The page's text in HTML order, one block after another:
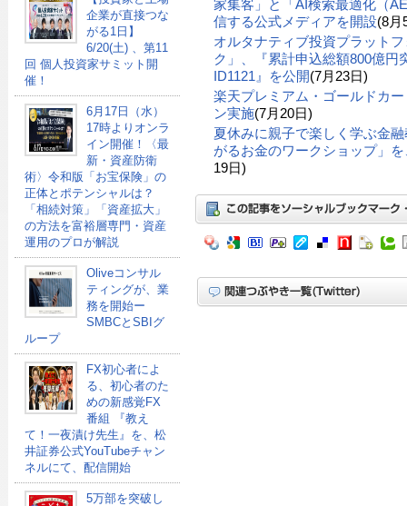
企業が直接つな
がる1日】
6/20(土) 、第11
回 個人投資家サミット開
催！
6月17日（水）
17時よりオンラ
イン開催！〈最
新・資産防衛
術〉令和版「お宝保険」の
正体とポテンシャルは？
「相続対策」「資産拡大」
の方法を富裕層専門・資産
運用のプロが解説
Oliveコンサル
ティングが、業
務を開始ー
SMBCとSBIグ
ループ
FX初心者によ
る、初心者のた
めの新感覚FX
番組 『教え
て！一夜漬け先生』を、松
井証券公式YouTubeチャン
ネルにて、配信開始
5万部を突破し
家集客」と「AI検索最適化（
信する公式メディアを開設(8月
オルタナティブ投資プラット
ク」、『累計申込総額800億円
ID1121』を公開(7月23日)
楽天プレミアム・ゴールドカ
ン実施(7月20日)
夏休みに親子で楽しく学ぶ金
がるお金のワークショップ」
19日)